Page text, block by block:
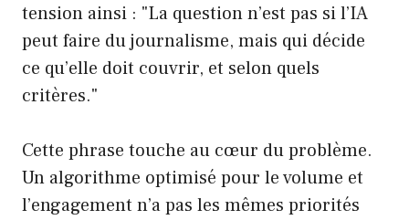
tension ainsi : "La question n’est pas si l’IA
peut faire du journalisme, mais qui décide
ce qu’elle doit couvrir, et selon quels
critères."
Cette phrase touche au cœur du problème.
Un algorithme optimisé pour le volume et
l’engagement n’a pas les mêmes priorités